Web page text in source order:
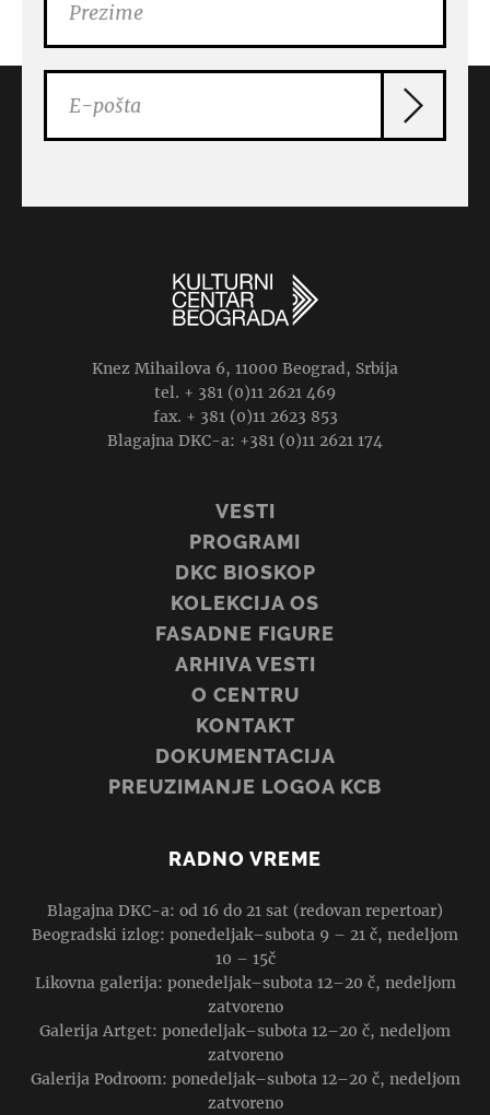
Knez Mihailova 6, 11000 Beograd, Srbija
tel. + 381 (0)11 2621 469
fax. + 381 (0)11 2623 853
Blagajna DKC-a: +381 (0)11 2621 174
VESTI
PROGRAMI
DKC BIOSKOP
KOLEKCIJA OS
FASADNE FIGURE
ARHIVA VESTI
O CENTRU
KONTAKT
DOKUMENTACIJA
PREUZIMANJE LOGOA KCB
RADNO VREME
Blagajna DKC-a: od 16 do 21 sat (redovan repertoar)
Beogradski izlog: ponedeljak–subota 9 – 21 č, nedeljom
10 – 15č
Likovna galerija: ponedeljak–subota 12–20 č, nedeljom
zatvoreno
Galerija Artget: ponedeljak–subota 12–20 č, nedeljom
zatvoreno
Galerija Podroom: ponedeljak–subota 12–20 č, nedeljom
zatvoreno